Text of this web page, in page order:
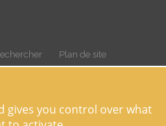
Plan de site
et données personnelles
droits réservés -
gives you control over what